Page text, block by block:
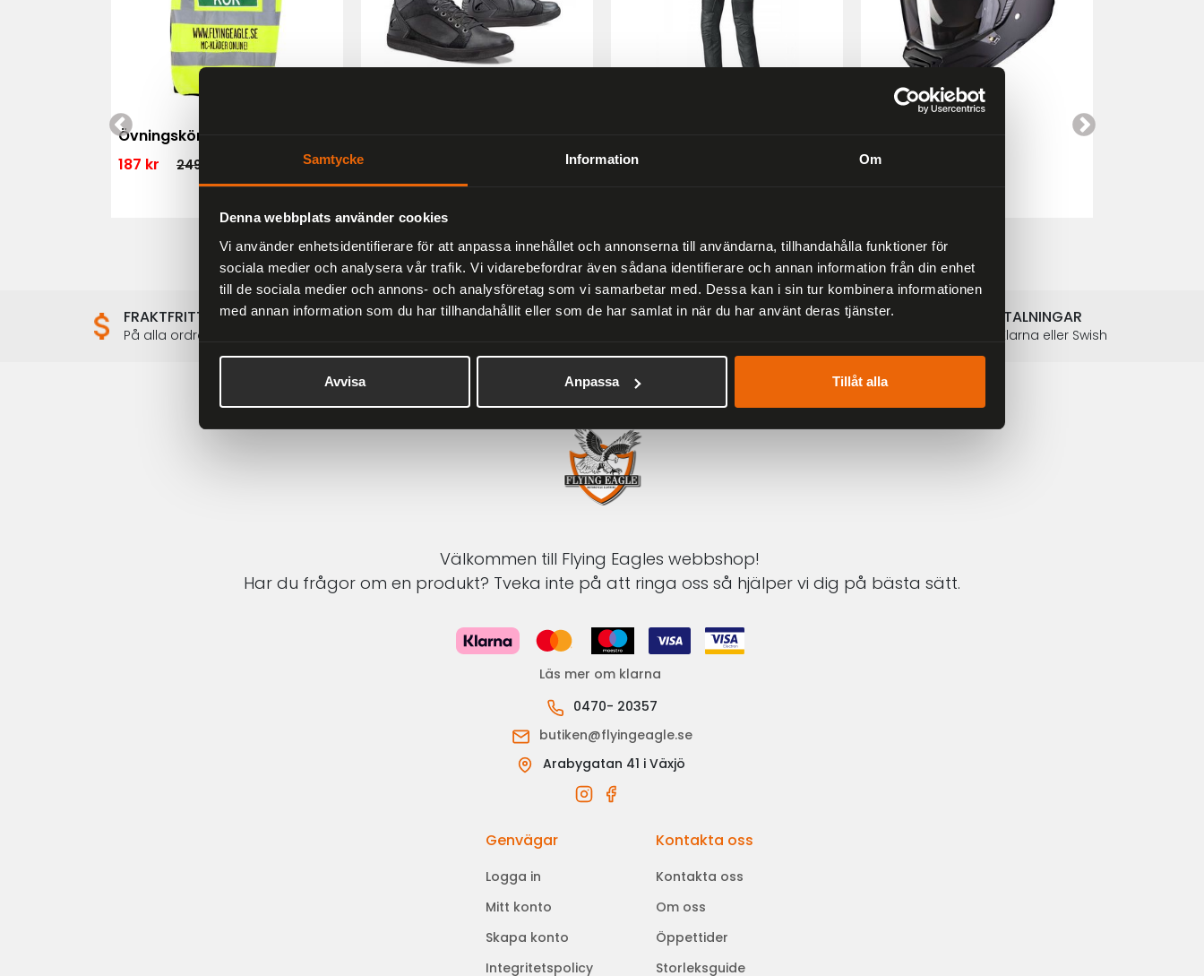
Samtycke Information Om
Denna webbplats använder cookies
Vi använder enhetsidentifierare för att anpassa innehållet och annonserna till användarna, tillhandahålla funktioner för
sociala medier och analysera vår trafik. Vi vidarebefordrar även sådana identifierare och annan information från din enhet
till de sociala medier och annons- och analysföretag som vi samarbetar med. Dessa kan i sin tur kombinera informationen
med annan information som du har tillhandahållit eller som de har samlat in när du har använt deras tjänster.
Avvisa Anpassa Tillåt alla
Övningskörningsväst MC
187 kr
249 kr
Touring/Enduro MC-byxa
Mattsvart
FRAKTFRITT
På alla ordrar över 2000 kr
1-3 DAGAR LEVERANS SÄKRA BETALNINGAR
Betalkort, Klarna eller Swish
Välkommen till Flying Eagles webbshop!
Har du frågor om en produkt? Tveka inte på att ringa oss så hjälper vi dig på bästa sätt.
Läs mer om klarna
0470- 20357
butiken@flyingeagle.se
Arabygatan 41 i Växjö
Genvägar
Logga in
Mitt konto
Skapa konto
Integritetspolicy
Kontakta oss
Kontakta oss
Om oss
Öppettider
Storleksguide